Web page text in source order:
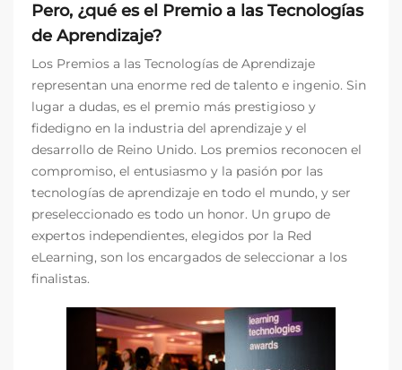
Pero, ¿qué es el Premio a las Tecnologías
de Aprendizaje?
Los Premios a las Tecnologías de Aprendizaje
representan una enorme red de talento e ingenio. Sin
lugar a dudas, es el premio más prestigioso y
fidedigno en la industria del aprendizaje y el
desarrollo de Reino Unido. Los premios reconocen el
compromiso, el entusiasmo y la pasión por las
tecnologías de aprendizaje en todo el mundo, y ser
preseleccionado es todo un honor. Un grupo de
expertos independientes, elegidos por la Red
eLearning, son los encargados de seleccionar a los
finalistas.